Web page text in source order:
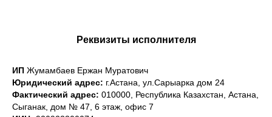
Реквизиты исполнителя
ИП Жумамбаев Ержан Муратович
Юридический адреc: г.Астана, ул.Сарыарка дом 24
Фактический адрес: 010000, Республика Казахстан, Астана,
Сыганак, дом № 47, 6 этаж, офис 7